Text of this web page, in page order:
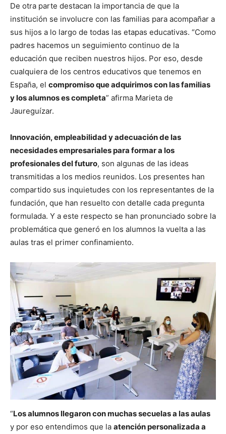
De otra parte destacan la importancia de que la
institución se involucre con las familias para acompañar a
sus hijos a lo largo de todas las etapas educativas. “Como
padres hacemos un seguimiento continuo de la
educación que reciben nuestros hijos. Por eso, desde
cualquiera de los centros educativos que tenemos en
España, el compromiso que adquirimos con las familias
y los alumnos es completa” afirma Marieta de
Jaureguízar.
Innovación, empleabilidad y adecuación de las
necesidades empresariales para formar a los
profesionales del futuro, son algunas de las ideas
transmitidas a los medios reunidos. Los presentes han
compartido sus inquietudes con los representantes de la
fundación, que han resuelto con detalle cada pregunta
formulada. Y a este respecto se han pronunciado sobre la
problemática que generó en los alumnos la vuelta a las
aulas tras el primer confinamiento.
“Los alumnos llegaron con muchas secuelas a las aulas
y por eso entendimos que la atención personalizada a